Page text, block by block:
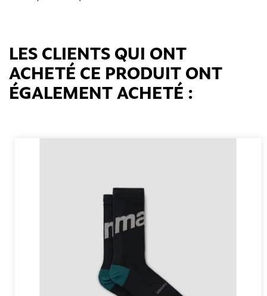
LES CLIENTS QUI ONT
ACHETÉ CE PRODUIT ONT
ÉGALEMENT ACHETÉ :